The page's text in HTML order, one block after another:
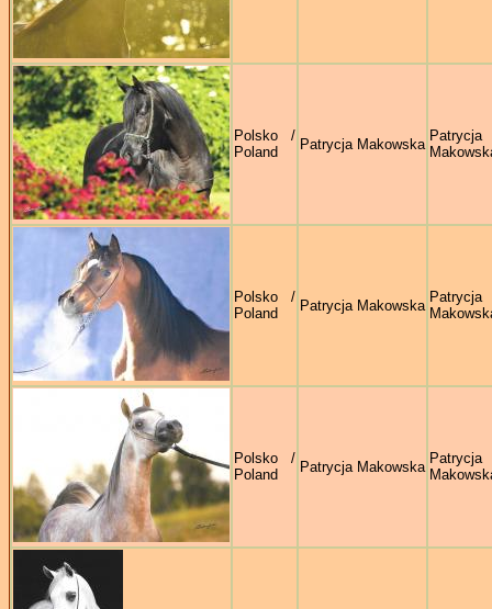
Polsko /
Poland
Patrycja Makowska
Patrycja
Polsko /
Poland
Patrycja Makowska
Patrycja
Polsko /
Poland
Patrycja Makowska
Patrycja